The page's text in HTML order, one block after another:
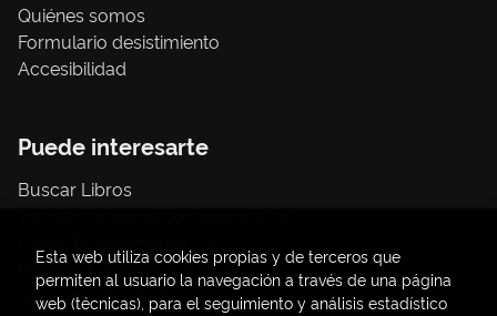
Quiénes somos
Formulario desistimiento
Accesibilidad
Puede interesarte
Buscar Libros
Papelería / material oficina
Consumo Sostenible
Esta web utiliza cookies propias y de terceros que
permiten al usuario la navegación a través de una página
web (técnicas), para el seguimiento y análisis estadístico